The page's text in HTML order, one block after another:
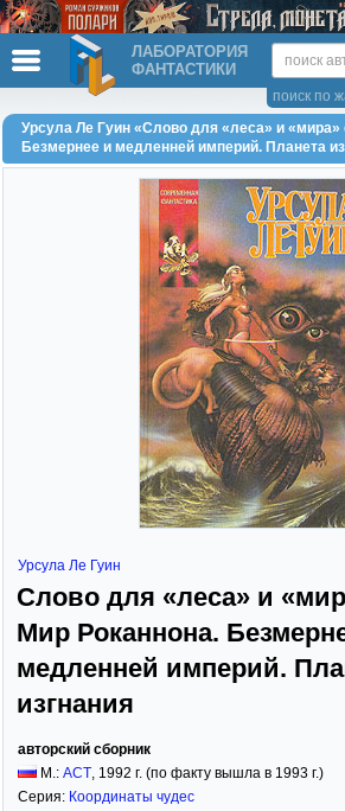
ЛАБОРАТОРИЯ
ФАНТАСТИКИ
поиск по
Урсула Ле Гуин «Слово для «леса» и «мира»
Безмернее и медленней империй. Планета
Урсула Ле Гуин
Слово для «леса» и
Мир Роканнона.
медленней империй.
изгнания
авторский сборник
М.: АСТ, 1992 г. (по факту вышла в 1993 г.)
Серия: Координаты чудес